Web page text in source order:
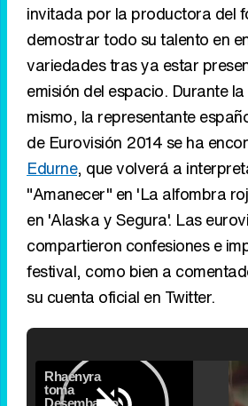
invitada por la productora del
demostrar todo su talento en
variedades tras ya estar
emisión del espacio. Durante
mismo, la representante
de Eurovisión 2014 se ha
Edurne, que volverá a
"Amanecer" en 'La alfombra
en 'Alaska y Segura'. Las
compartieron confesiones e
festival, como bien a
su cuenta oficial en Twitter.
Video
Player